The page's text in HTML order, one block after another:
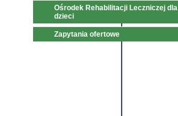
Ośrodek Rehabilitacji Leczniczej dla
dzieci
Zapytania ofertowe